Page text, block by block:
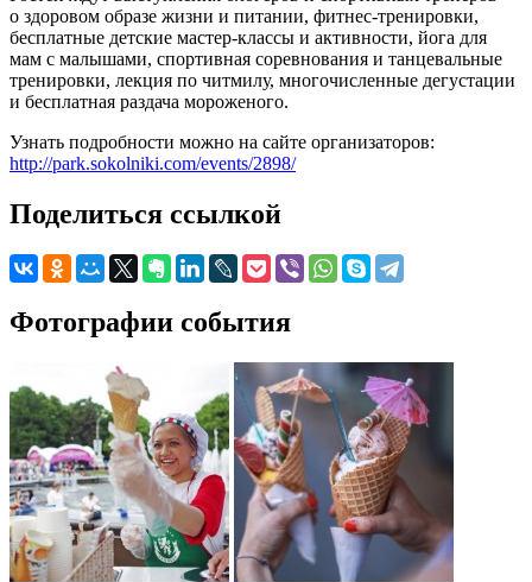
о здоровом образе жизни и питании, фитнес-тренировки,
бесплатные детские мастер-классы и активности, йога для
мам с малышами, спортивная соревнования и танцевальные
тренировки, лекция по читмилу, многочисленные дегустации
и бесплатная раздача мороженого.
Узнать подробности можно на сайте организаторов:
http://park.sokolniki.com/events/2898/
Поделиться ссылкой
Фотографии события